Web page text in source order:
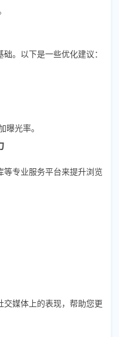
。以下是一些优化建议：
光率。
专业服务平台来提升浏览
媒体上的表现，帮助您更